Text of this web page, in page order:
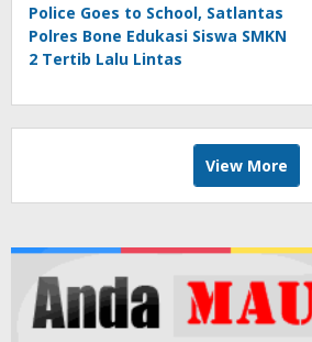
Police Goes to School, Satlantas
Polres Bone Edukasi Siswa SMKN
2 Tertib Lalu Lintas
View More